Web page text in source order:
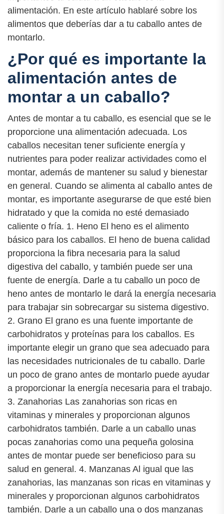
alimentación. En este artículo hablaré sobre los
alimentos que deberías dar a tu caballo antes de
montarlo.
¿Por qué es importante la
alimentación antes de
montar a un caballo?
Antes de montar a tu caballo, es esencial que se le
proporcione una alimentación adecuada. Los
caballos necesitan tener suficiente energía y
nutrientes para poder realizar actividades como el
montar, además de mantener su salud y bienestar
en general. Cuando se alimenta al caballo antes de
montar, es importante asegurarse de que esté bien
hidratado y que la comida no esté demasiado
caliente o fría. 1. Heno El heno es el alimento
básico para los caballos. El heno de buena calidad
proporciona la fibra necesaria para la salud
digestiva del caballo, y también puede ser una
fuente de energía. Darle a tu caballo un poco de
heno antes de montarlo le dará la energía necesaria
para trabajar sin sobrecargar su sistema digestivo.
2. Grano El grano es una fuente importante de
carbohidratos y proteínas para los caballos. Es
importante elegir un grano que sea adecuado para
las necesidades nutricionales de tu caballo. Darle
un poco de grano antes de montarlo puede ayudar
a proporcionar la energía necesaria para el trabajo.
3. Zanahorias Las zanahorias son ricas en
vitaminas y minerales y proporcionan algunos
carbohidratos también. Darle a un caballo unas
pocas zanahorias como una pequeña golosina
antes de montar puede ser beneficioso para su
salud en general. 4. Manzanas Al igual que las
zanahorias, las manzanas son ricas en vitaminas y
minerales y proporcionan algunos carbohidratos
también. Darle a un caballo una o dos manzanas